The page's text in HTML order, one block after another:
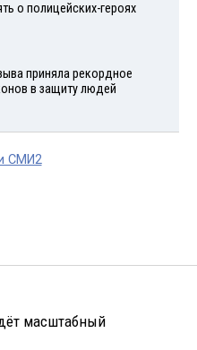
о полицейских-героях
приняла рекордное
в защиту людей
СМИ2
масштабный